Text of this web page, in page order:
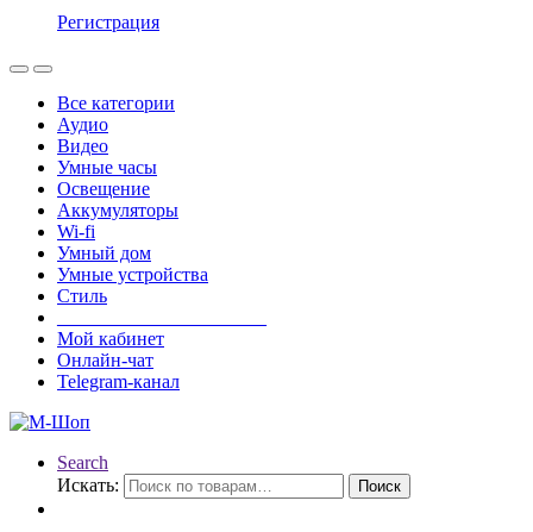
Регистрация
Все категории
Аудио
Видео
Умные часы
Освещение
Аккумуляторы
Wi-fi
Умный дом
Умные устройства
Стиль
Мой кабинет
Онлайн-чат
Telegram-канал
Search
Искать:
Поиск